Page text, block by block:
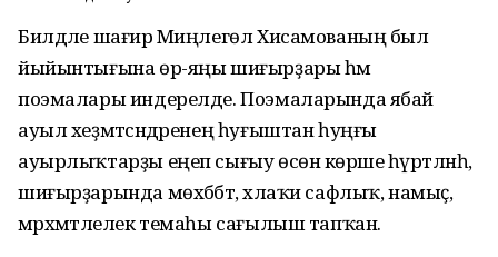
Билдәле шағирә Миңлегөл Хисамованың был
йыйынтығына өр-яңы шиғырҙары һәм
поэмалары индерелде. Поэмаларында ябай
ауыл хеҙмәтсәндәренең һуғыштан һуңғы
ауырлыҡтарҙы еңеп сығыу өсөн көрәше һүрәтләнһә,
шиғырҙарында мөхәббәт, әхлаҡи сафлыҡ, намыҫ,
мәрхәмәтлелек темаһы сағылыш тапҡан.